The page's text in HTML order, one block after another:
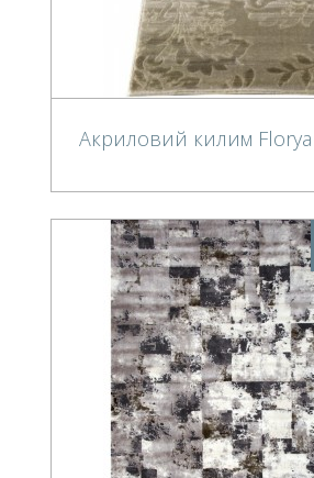
Акриловий килим Florya